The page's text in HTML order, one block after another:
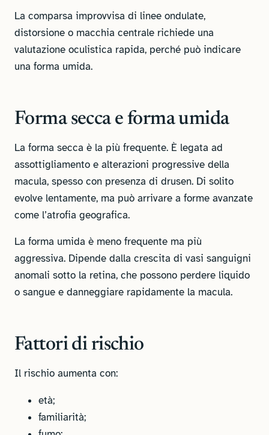
La comparsa improvvisa di linee ondulate,
distorsione o macchia centrale richiede una
valutazione oculistica rapida, perché può indicare
una forma umida.
Forma secca e forma umida
La forma secca è la più frequente. È legata ad
assottigliamento e alterazioni progressive della
macula, spesso con presenza di drusen. Di solito
evolve lentamente, ma può arrivare a forme avanzate
come l’atrofia geografica.
La forma umida è meno frequente ma più
aggressiva. Dipende dalla crescita di vasi sanguigni
anomali sotto la retina, che possono perdere liquido
o sangue e danneggiare rapidamente la macula.
Fattori di rischio
Il rischio aumenta con:
età;
familiarità;